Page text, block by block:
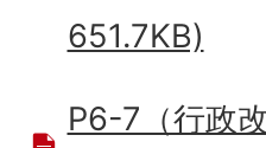
651.7KB)
P6-7（行政